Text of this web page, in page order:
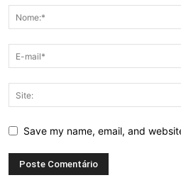
Save my name, email, and